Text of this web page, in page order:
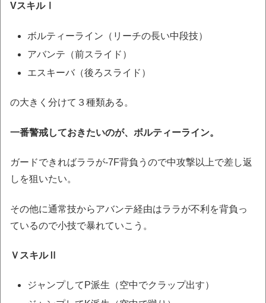
VスキルⅠ
ボルティーライン（リーチの長い中段技）
アバンテ（前スライド）
エスキーバ（後ろスライド）
の大きく分けて３種類ある。
一番警戒しておきたいのが、ボルティーライン。
ガードできればララが-7F背負うので中攻撃以上で差し返
しを狙いたい。
その他に通常技からアバンテ経由はララが不利を背負っ
ているので小技で暴れていこう。
ＶスキルⅡ
ジャンプしてP派生（空中でクラップ出す）